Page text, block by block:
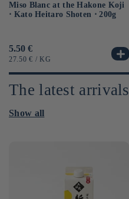
Miso Blanc at the Hakone Koji
⋅ Kato Heitaro Shoten ⋅ 200g
Usual
price
5.50 €
UNIT
27.50 € / BY
KG
The latest arrivals
Show all